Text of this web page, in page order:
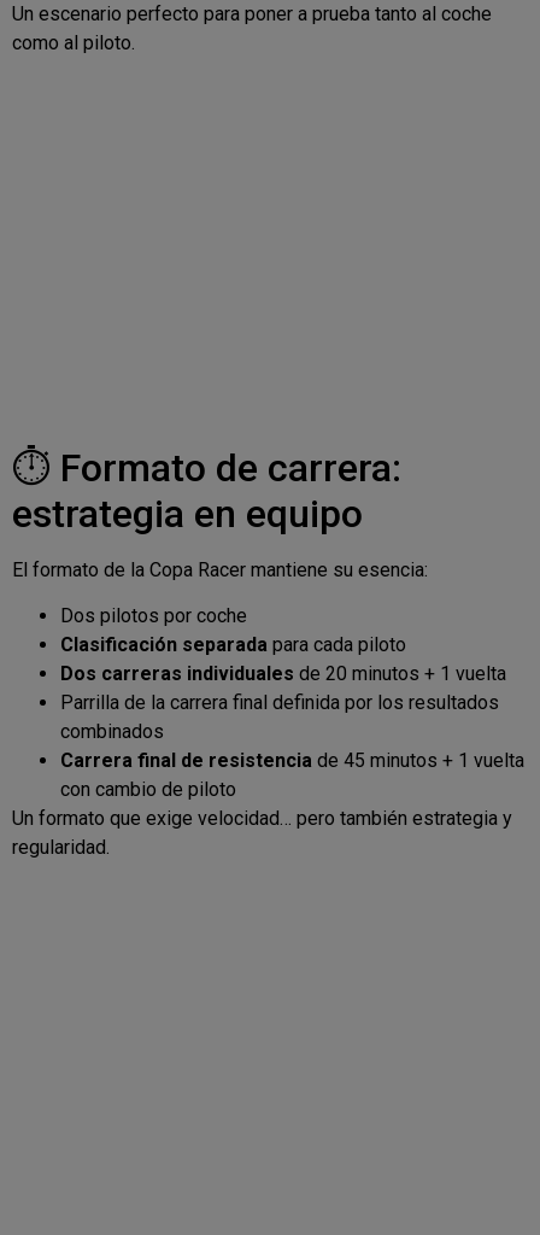
Un escenario perfecto para poner a prueba tanto al coche
como al piloto.
⏱️ Formato de carrera:
estrategia en equipo
El formato de la Copa Racer mantiene su esencia:
Dos pilotos por coche
Clasificación separada para cada piloto
Dos carreras individuales de 20 minutos + 1 vuelta
Parrilla de la carrera final definida por los resultados
combinados
Carrera final de resistencia de 45 minutos + 1 vuelta
con cambio de piloto
Un formato que exige velocidad… pero también estrategia y
regularidad.